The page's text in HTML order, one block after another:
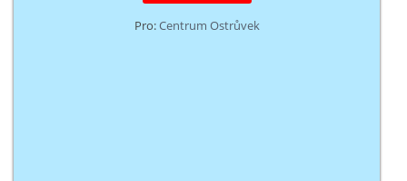
Pro:Centrum Ostrůvek